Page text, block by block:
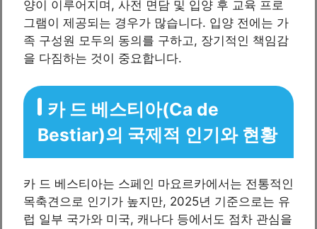
양이 이루어지며, 사전 면담 및 입양 후 교육 프로
그램이 제공되는 경우가 많습니다. 입양 전에는 가
족 구성원 모두의 동의를 구하고, 장기적인 책임감
을 다짐하는 것이 중요합니다.
카 드 베스티아(Ca de
Bestiar)의 국제적 인기와 현황
카 드 베스티아는 스페인 마요르카에서는 전통적인
목축견으로 인기가 높지만, 2025년 기준으로는 유
럽 일부 국가와 미국, 캐나다 등에서도 점차 관심을